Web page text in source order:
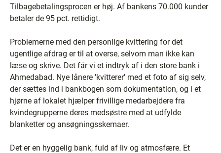
Tilbagebetalingsprocen er høj. Af bankens 70.000 kunder
betaler de 95 pct. rettidigt.
Problemerne med den personlige kvittering for det
ugentlige afdrag er til at overse, selvom man ikke kan
læse og skrive. Det får vi et indtryk af i den store bank i
Ahmedabad. Nye lånere 'kvitterer' med et foto af sig selv,
der sættes ind i bankbogen som dokumentation, og i et
hjørne af lokalet hjælper frivillige medarbejdere fra
kvindegrupperne deres medsøstre med at udfylde
blanketter og ansøgningsskemaer.
Det er en hyggelig bank, fuld af liv og atmosfære. Et